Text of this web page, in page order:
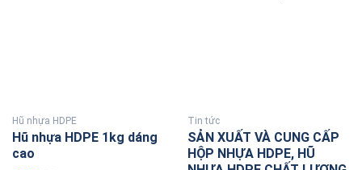
Hũ nhựa HDPE
Hũ nhựa HDPE 1kg dáng
cao
Tin tức
SẢN XUẤT VÀ CUNG CẤP
HỘP NHỰA HDPE, HŨ